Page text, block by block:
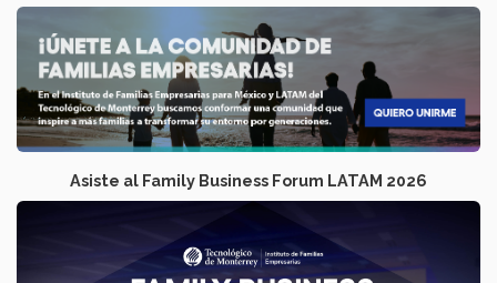
Asiste al Family Business Forum LATAM 2026